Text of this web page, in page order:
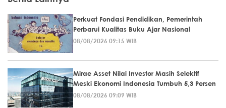
Perkuat Fondasi Pendidikan, Pemerintah
Perbarui Kualitas Buku Ajar Nasional
08/08/2026 09:15 WIB
Mirae Asset Nilai Investor Masih Selektif
Meski Ekonomi Indonesia Tumbuh 5,3 Persen
08/08/2026 09:09 WIB